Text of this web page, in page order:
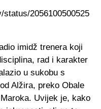
2056100500525
imidž trenera koji
rad i karakter
u sukobu s
Alžira, preko Obale
Uvijek je, kako